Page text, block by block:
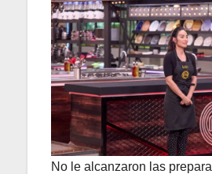
No le alcanzaron las